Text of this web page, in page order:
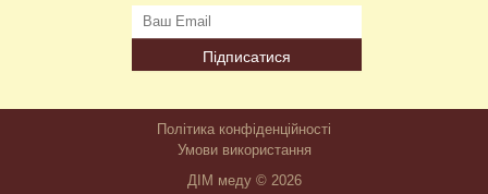
Підписатися
Політика конфіденційності
Умови використання
ДІМ меду © 2026